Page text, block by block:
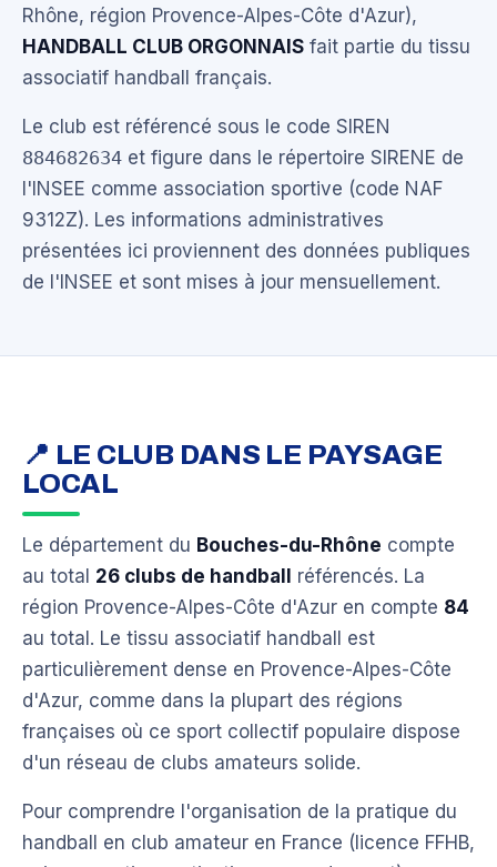
Rhône, région Provence-Alpes-Côte d'Azur),
HANDBALL CLUB ORGONNAIS fait partie du tissu
associatif handball français.
Le club est référencé sous le code SIREN
884682634 et figure dans le répertoire SIRENE de
l'INSEE comme association sportive (code NAF
9312Z). Les informations administratives
présentées ici proviennent des données publiques
de l'INSEE et sont mises à jour mensuellement.
📍 LE CLUB DANS LE PAYSAGE
LOCAL
Le département du Bouches-du-Rhône compte
au total 26 clubs de handball
référencés. La
région Provence-Alpes-Côte d'Azur en compte 84
au total. Le tissu associatif handball est
particulièrement dense en Provence-Alpes-Côte
d'Azur, comme dans la plupart des régions
françaises où ce sport collectif populaire dispose
d'un réseau de clubs amateurs solide.
Pour comprendre l'organisation de la pratique du
handball en club amateur en France (licence FFHB,